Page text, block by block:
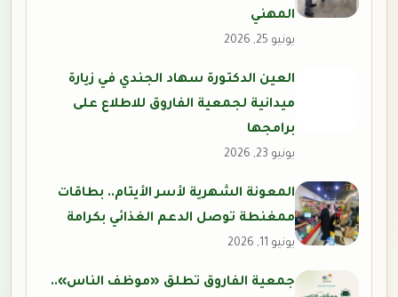
المهني
يونيو 25, 2026
العين الدكتورة سهاد الجندي في زيارة
ميدانية لجمعية الفاروق للاطلاع على
برامجها
يونيو 23, 2026
المعونة الشهرية لأسر الأيتام.. بطاقات
ممغنطة توصل الدعم الغذائي بكرامة
يونيو 11, 2026
جمعية الفاروق تطلق «موظف الناس»..